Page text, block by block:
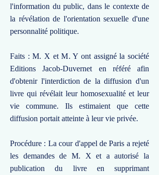
l'information du public, dans le contexte de
la révélation de l'orientation sexuelle d'une
personnalité politique.
Faits : M. X et M. Y ont assigné la société
Editions Jacob-Duvernet en référé afin
d'obtenir l'interdiction de la diffusion d'un
livre qui révélait leur homosexualité et leur
vie commune. Ils estimaient que cette
diffusion portait atteinte à leur vie privée.
Procédure : La cour d'appel de Paris a rejeté
les demandes de M. X et a autorisé la
publication du livre en supprimant